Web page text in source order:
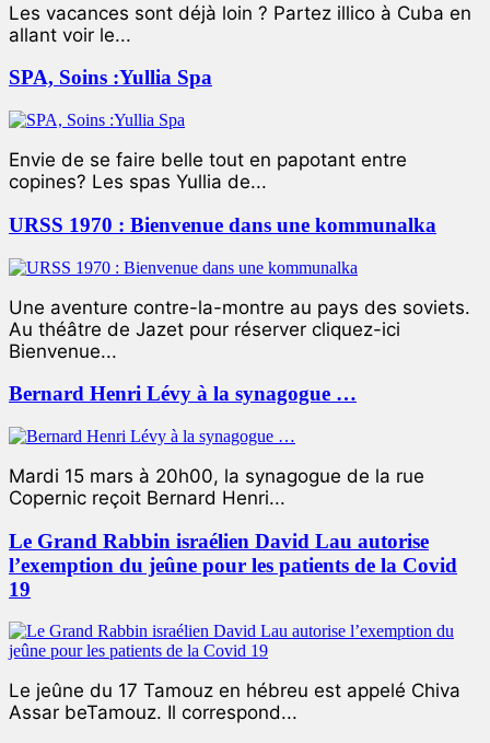
Les vacances sont déjà loin ? Partez illico à Cuba en
allant voir le...
SPA, Soins :Yullia Spa
Envie de se faire belle tout en papotant entre
copines? Les spas Yullia de...
URSS 1970 : Bienvenue dans une kommunalka
Une aventure contre-la-montre au pays des soviets.
Au théâtre de Jazet pour réserver cliquez-ici
Bienvenue...
Bernard Henri Lévy à la synagogue …
Mardi 15 mars à 20h00, la synagogue de la rue
Copernic reçoit Bernard Henri...
Le Grand Rabbin israélien David Lau autorise
l’exemption du jeûne pour les patients de la Covid
19
Le jeûne du 17 Tamouz en hébreu est appelé Chiva
Assar beTamouz. Il correspond...